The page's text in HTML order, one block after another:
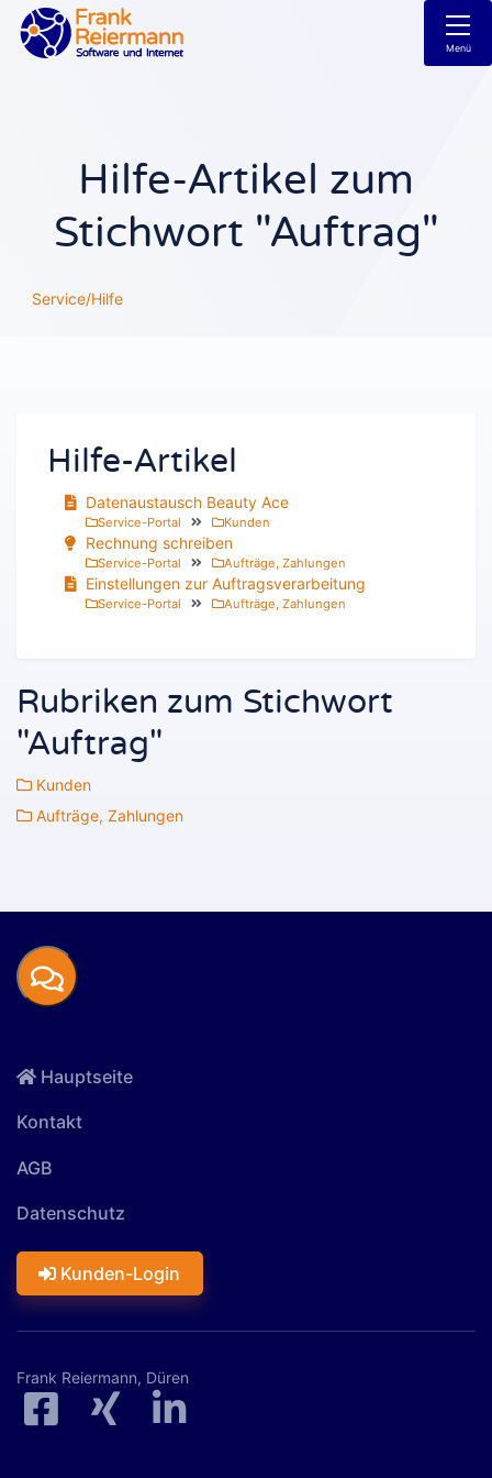
Menü
Hilfe-Artikel zum
Stichwort "Auftrag"
Service/Hilfe
Hilfe-Artikel
Datenaustausch Beauty Ace
Service-Portal Kunden
Rechnung schreiben
Service-Portal Aufträge, Zahlungen
Einstellungen zur Auftragsverarbeitung
Service-Portal Aufträge, Zahlungen
Rubriken zum Stichwort
"Auftrag"
Kunden
Aufträge, Zahlungen
Hauptseite
Kontakt
AGB
Datenschutz
Kunden-Login
Frank Reiermann, Düren